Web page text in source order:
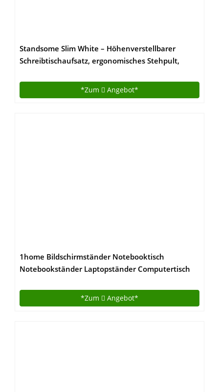
Standsome Slim White – Höhenverstellbarer
Schreibtischaufsatz, ergonomisches Stehpult,
aus Holz weiß
*Zum Angebot*
1home Bildschirmständer Notebooktisch
Notebookständer Laptopständer Computertisch
*Zum Angebot*